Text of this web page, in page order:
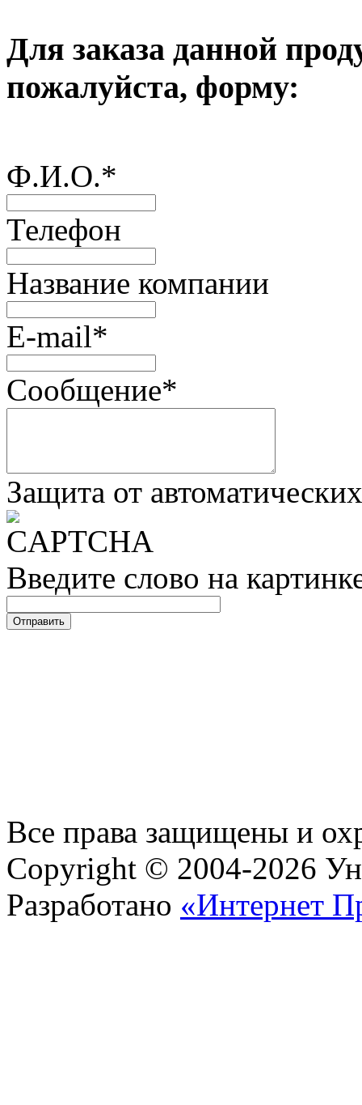
Для заказа данной
пожалуйста, форму:
Ф.И.О.*
Телефон
Название компании
E-mail*
Сообщение*
Защита от
Введите слово на
Все права защищены и
Copyright © 2004-2026
Разработано «Интернет